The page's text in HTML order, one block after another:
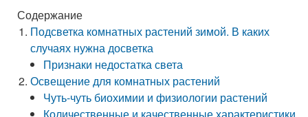
Содержание
Подсветка комнатных растений зимой. В каких
случаях нужна досветка
Признаки недостатка света
Освещение для комнатных растений
Чуть-чуть биохимии и физиологии растений